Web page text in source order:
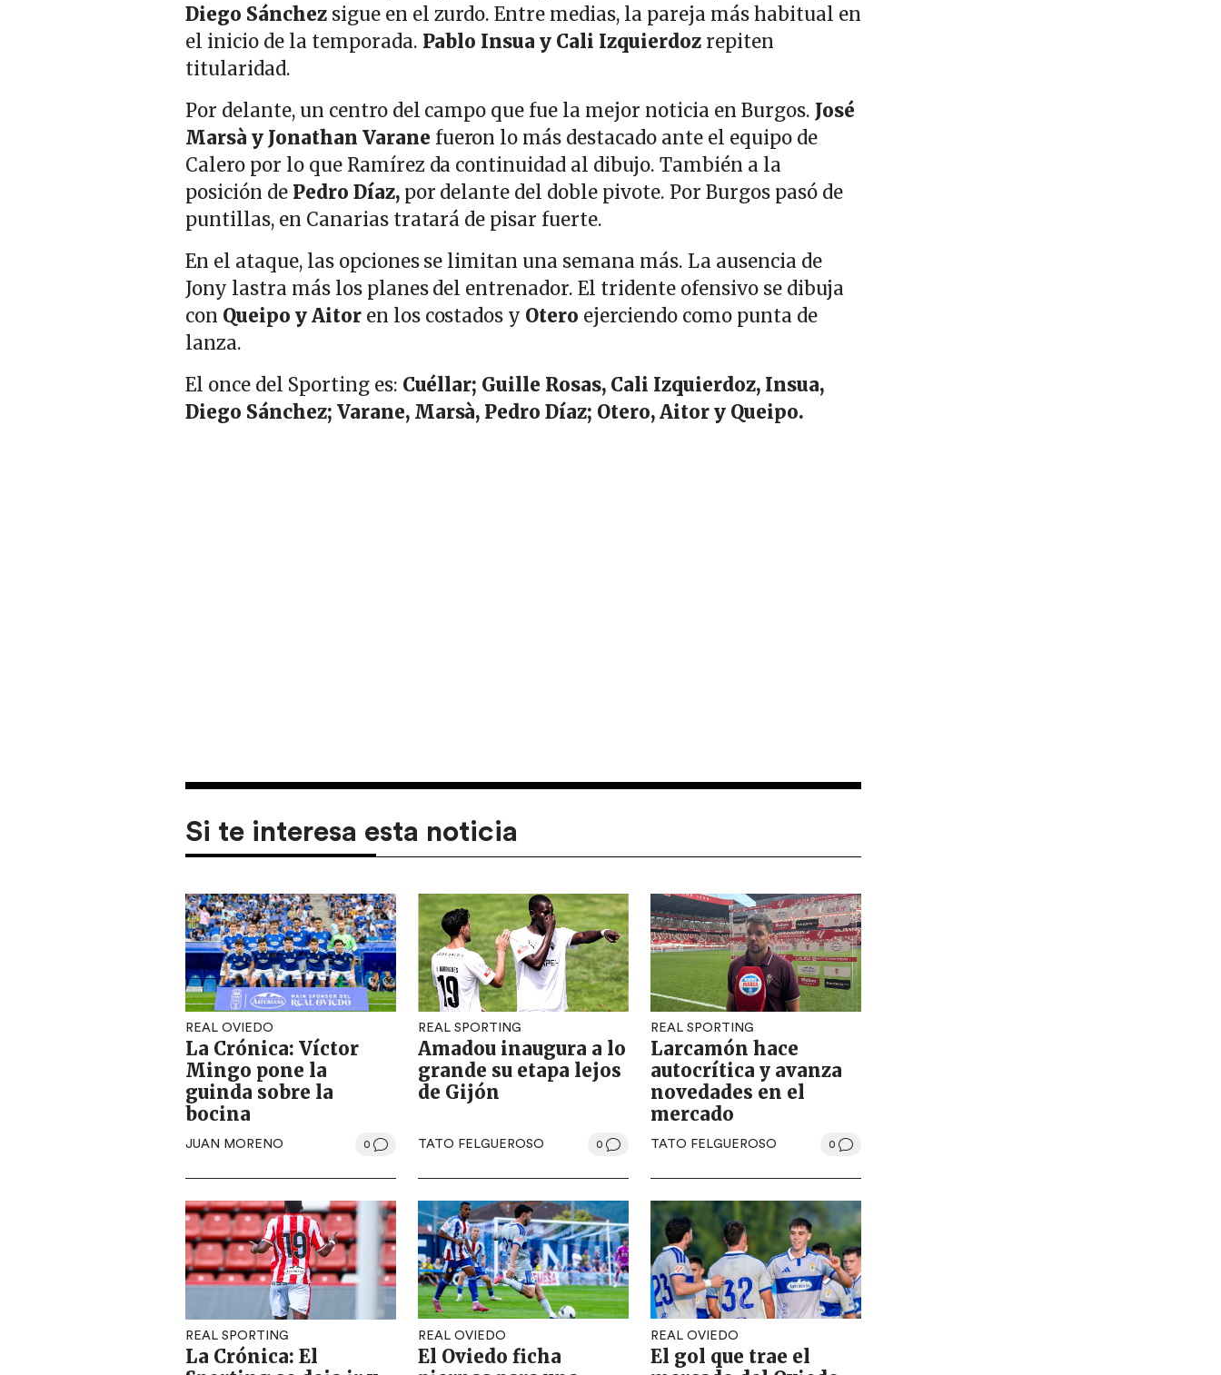
Diego Sánchezsigue en el zurdo. Entre medias, la pareja más habitual en
el inicio de la temporada. Pablo Insua y Cali Izquierdoz repiten
titularidad.
Por delante, un centro del campo que fue la mejor noticia en Burgos. José
Marsà y Jonathan Varane fueron lo más destacado ante el equipo de
Calero por lo que Ramírez da continuidad al dibujo. También a la
posición de Pedro Díaz,por delante del doble pivote. Por Burgos pasó de
puntillas, en Canarias tratará de pisar fuerte.
En el ataque, las opciones se limitan una semana más. La ausencia de
Jony lastra más los planes del entrenador. El tridente ofensivo se dibuja
con Queipo y Aitoren los costados y Otero ejerciendo como punta de
lanza.
El once del Sporting es: Cuéllar; Guille Rosas, Cali Izquierdoz, Insua,
Diego Sánchez; Varane, Marsà, Pedro Díaz; Otero, Aitor y Queipo.
Si te interesa esta noticia
REAL OVIEDO
La Crónica: Víctor
Mingo pone la
guinda sobre la
bocina
JUAN MORENO 0
REAL SPORTING
Amadou inaugura a lo
grande su etapa lejos
de Gijón
TATO FELGUEROSO 0
REAL SPORTING
Larcamón hace
autocrítica y avanza
novedades en el
mercado
TATO FELGUEROSO 0
REAL SPORTING
La Crónica: El
REAL OVIEDO
El Oviedo ficha
REAL OVIEDO
El gol que trae el